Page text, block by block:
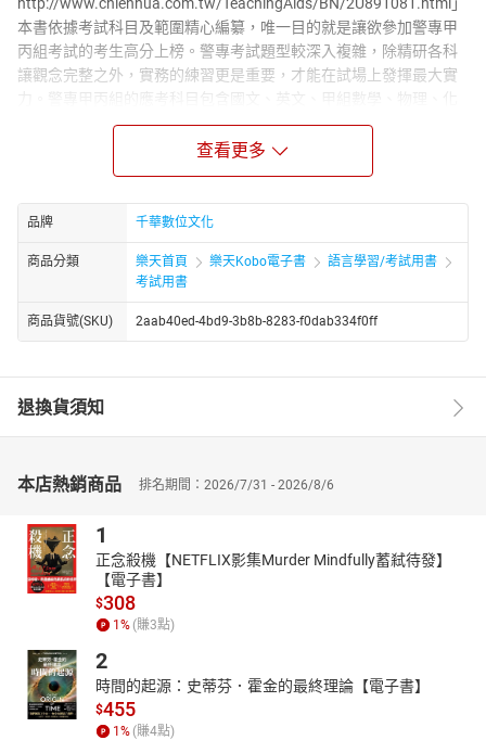
本書依據考試科目及範圍精心編纂，唯一目的就是讓欲參加警專甲
丙組考試的考生高分上榜。警專考試題型較深入複雜，除精研各科
讓觀念完整之外，實務的練習更是重要，才能在試場上發揮最大實
力。警專甲丙組的應考科目包含國文、英文、甲組數學、物理、化
學共五科，看來皆為國中、高中職時修習過的科目，得分不難，但
因範圍廣泛，想要取得高分，脫穎而出，便需要多下一番工夫。為
測出讀者實力，警專考試的出題比起大學指考或甄試往往偏難且較
命題焦點用速讀、多讀的方式在腦海裡加深印象，一發現記不住，
就再回去熟讀課文，弄清楚脈絡關係再來背誦，更可用聯想或密
碼、口訣等方式逼迫自己記下來。例如：中國四大奇書：水滸傳、
三國演義、西遊記、金瓶梅。口訣：水三西金聯想：「水」裡的妖
怪每隔「三」天就要「吸」食活人「精」氣。 運用聯想方式時可以
天馬行空，越古怪越好，能記清楚最重要，避免照本宣科地捧著課
讀完了。與其死讀書，不如多花一點時間做習題和考古題，正面效
果會是加乘的。勤做試題不但可以測試自己的實力，發現自己的弱
力增強有著莫大的助益。尤其甲丙組考試以數理科目為主，除了觀
◎精華系統整理‧掌握重點為了能正確掌握考試內容，千華特邀各
科名師依據高中最新課綱範圍，並參考警專入學考的難易度，精心
編寫本書。完全針對警專入學考的考題重點作編排，濃縮考試重
點、整理圖表，在最短時間內，得到最大的得分能力。 ◎試題彙
整‧培養實力‧題題解析書中獨家完整囊括重點整理、模擬題庫、
最新試題三大單元，讓考生除了有充分的練習之外，尚能對照解析
來加以理解答案，與一般坊間僅提供試題之書籍大不相同。同時更
收錄警專甲丙組最新試題，並逐題附加詳盡解析，讓考生從做中
學，一看就懂，實力狂飆數倍，想要榜上有名的考生，千萬不能錯
過這本超值超強金榜合輯！ ※書中部分章節另有提供名師影音教
查看更多
品牌 千華數位文化
商品分類 樂天首頁 樂天Kobo電子書
語言學習/考試用書
考試用書
商品貨號(SKU) 2aab40ed-4bd9-3b8b-8283-f0dab334f0ff
退換貨須知
本店熱銷商品 排名期間：2026/7/31 - 2026/8/6
1
正念殺機【NETFLIX影集Murder Mindfully蓄弒待發】
【電子書】
$308
1 % (賺3點)
2
時間的起源：史蒂芬．霍金的最終理論【電子書】
$455
1 % (賺4點)